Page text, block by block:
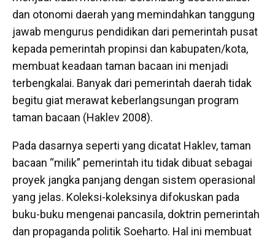
dan otonomi daerah yang memindahkan tanggung
jawab mengurus pendidikan dari pemerintah pusat
kepada pemerintah propinsi dan kabupaten/kota,
membuat keadaan taman bacaan ini menjadi
terbengkalai. Banyak dari pemerintah daerah tidak
begitu giat merawat keberlangsungan program
taman bacaan (Haklev 2008).
Pada dasarnya seperti yang dicatat Haklev, taman
bacaan “milik” pemerintah itu tidak dibuat sebagai
proyek jangka panjang dengan sistem operasional
yang jelas. Koleksi-koleksinya difokuskan pada
buku-buku mengenai pancasila, doktrin pemerintah
dan propaganda politik Soeharto. Hal ini membuat